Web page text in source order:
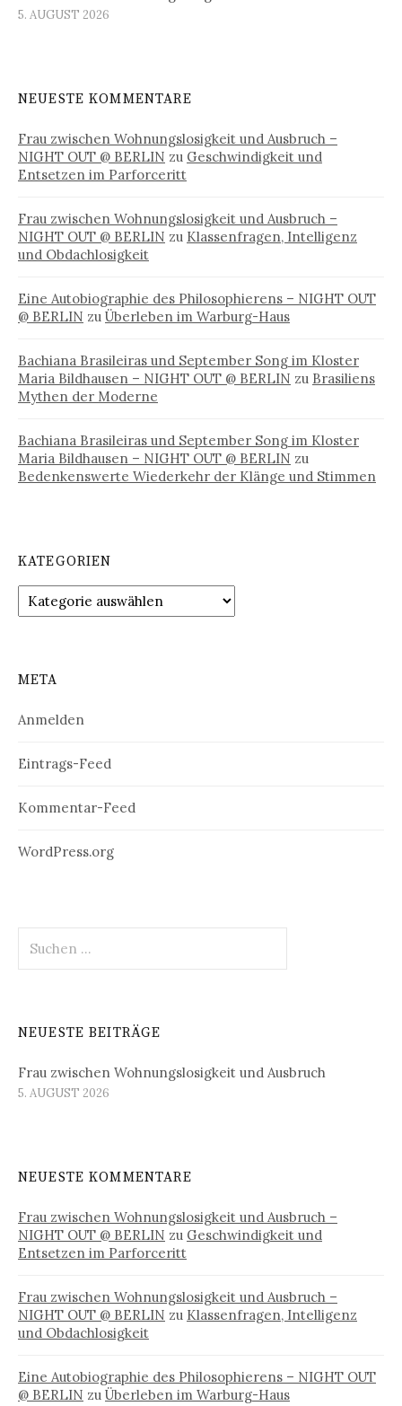
5. AUGUST 2026
NEUESTE KOMMENTARE
Frau zwischen Wohnungslosigkeit und Ausbruch –
NIGHT OUT @ BERLIN zu Geschwindigkeit und
Entsetzen im Parforceritt
Frau zwischen Wohnungslosigkeit und Ausbruch –
NIGHT OUT @ BERLIN zu Klassenfragen, Intelligenz
und Obdachlosigkeit
Eine Autobiographie des Philosophierens – NIGHT OUT
@ BERLIN zu Überleben im Warburg-Haus
Bachiana Brasileiras und September Song im Kloster
Maria Bildhausen – NIGHT OUT @ BERLIN zu Brasiliens
Mythen der Moderne
Bachiana Brasileiras und September Song im Kloster
Maria Bildhausen – NIGHT OUT @ BERLIN zu
Bedenkenswerte Wiederkehr der Klänge und Stimmen
KATEGORIEN
Kategorien
META
Anmelden
Eintrags-Feed
Kommentar-Feed
WordPress.org
nach:
NEUESTE BEITRÄGE
Frau zwischen Wohnungslosigkeit und Ausbruch
5. AUGUST 2026
NEUESTE KOMMENTARE
Frau zwischen Wohnungslosigkeit und Ausbruch –
NIGHT OUT @ BERLIN zu Geschwindigkeit und
Entsetzen im Parforceritt
Frau zwischen Wohnungslosigkeit und Ausbruch –
NIGHT OUT @ BERLIN zu Klassenfragen, Intelligenz
und Obdachlosigkeit
Eine Autobiographie des Philosophierens – NIGHT OUT
@ BERLIN zu Überleben im Warburg-Haus